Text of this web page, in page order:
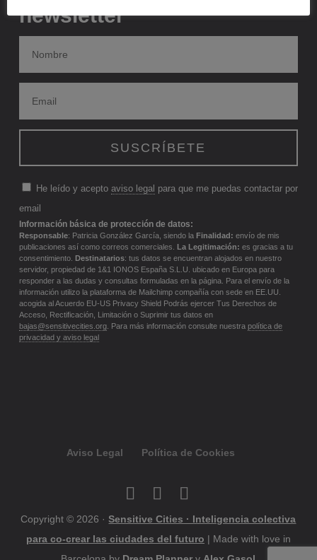
newsletter
He leído y acepto aviso legal para que me puedas contactar por
email
Información básica de protección de datos:
Responsable: Patricia González García, siendo la Finalidad: envío de mis
publicaciones así como correos comerciales. La Legitimación: es gracias a tu
consentimiento. Destinatarios: tus datos se encuentran alojados en nuestro
servidor, propiedad de 1&1 IONOS España S.L.U. ubicado en Europa para
responder a las dudas y consultas formuladas en la página. Para el envío de la
información utilizo la plataforma de Mailchimp compañía con sede en EE.UU.
acogida al Acuerdo EU-US Privacy Shield Podrás ejercer Tus Derechos de
Acceso, Rectificación, Limitación o Suprimir tus datos en
bajas@sensitivecities.org. Para más información consulte nuestra política de
privacidad y aviso legal
Aviso Legal Política de Cookies
Copyright © 2026 ·Sensitive Cities · Inteligencia colectiva
para co-crear las ciudades del futuro | Made with love in